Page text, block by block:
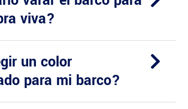
viva?
un color
para mi barco?